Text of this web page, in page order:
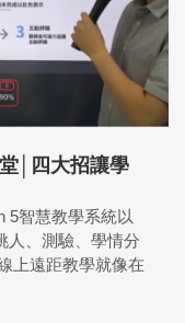
│四大招讓學
5智慧教學系統以
人、測驗、學情分
上遠距教學就像在